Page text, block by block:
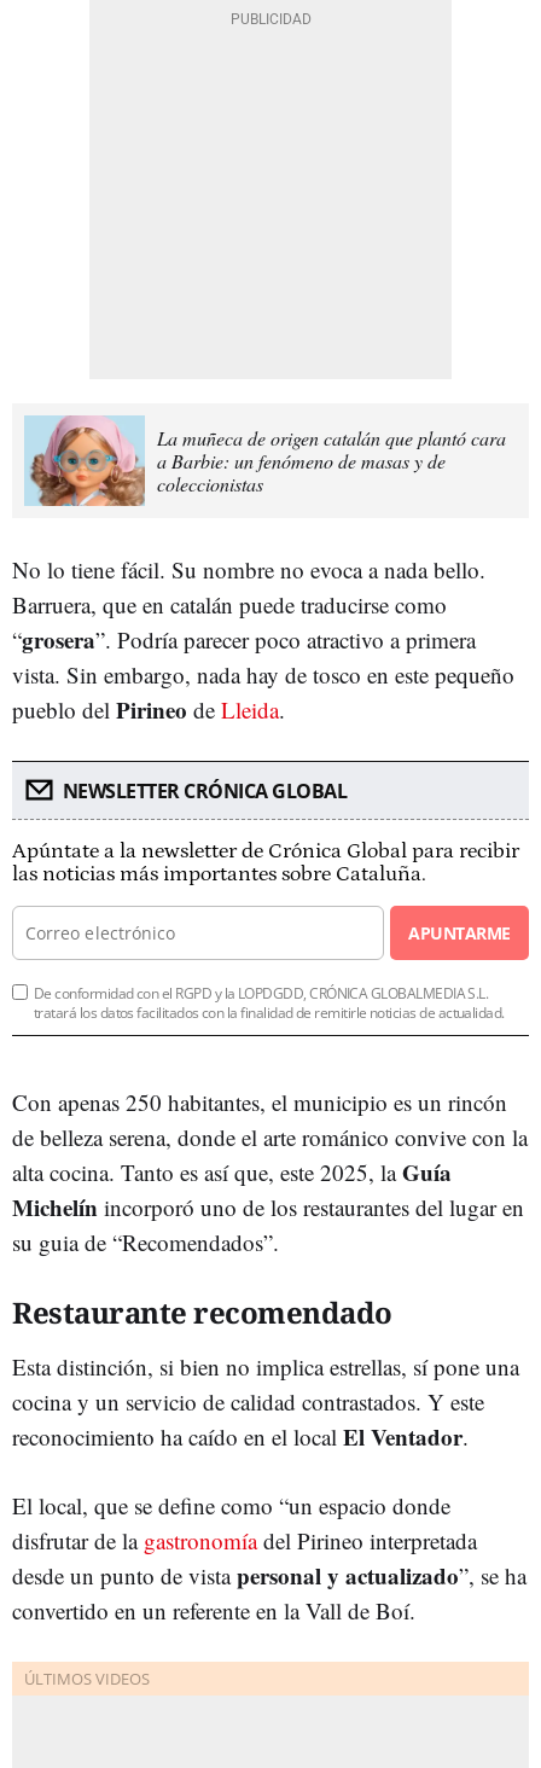
La muñeca de origen catalán que plantó cara
a Barbie: un fenómeno de masas y de
coleccionistas
No lo tiene fácil. Su nombre no evoca a nada bello.
Barruera, que en catalán puede traducirse como
“grosera”. Podría parecer poco atractivo a primera
vista. Sin embargo, nada hay de tosco en este pequeño
pueblo del Pirineo de Lleida.
NEWSLETTER CRÓNICA GLOBAL
Apúntate a la newsletter de Crónica Global para recibir
las noticias más importantes sobre Cataluña.
APUNTARME
De conformidad con el RGPD y la LOPDGDD, CRÓNICA GLOBALMEDIA S.L.
tratará los datos facilitados con la finalidad de remitirle noticias de actualidad.
Con apenas 250 habitantes, el municipio es un rincón
de belleza serena, donde el arte románico convive con la
alta cocina. Tanto es así que, este 2025, laGuía
Michelín incorporó uno de los restaurantes del lugar en
su guia de “Recomendados”.
Restaurante recomendado
Esta distinción, si bien no implica estrellas, sí pone una
cocina y un servicio de calidad contrastados. Y este
reconocimiento ha caído en el local El Ventador.
El local, que se define como “un espacio donde
disfrutar de la gastronomíadel Pirineo interpretada
desde un punto de vistapersonal y actualizado”, se ha
convertido en un referente en la Vall de Boí.